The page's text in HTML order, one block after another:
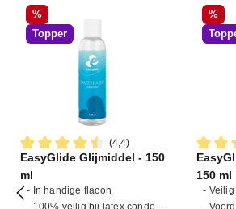
Korting
%
Topper
(4,4)
Gemiddelde waardering van 4.4 van
EasyGlide Glijmiddel - 150
ml
- In handige flacon
- 100% veilig bij latex condooms
%
150 ml
-
-